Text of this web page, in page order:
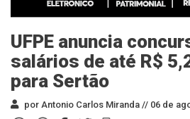
UFPE anuncia
salários de até R$
para Sertão
por Antonio Carlos Miranda // 06 de